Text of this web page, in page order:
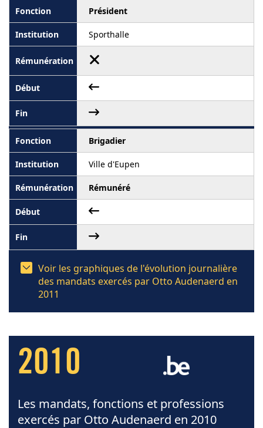
Président
Sporthalle
Brigadier
Ville d'Eupen
Rémunéré
Voir les graphiques de l'évolution journalière
des mandats exercés par Otto Audenaerd en
2011
2010
Les mandats, fonctions et professions
exercés par Otto Audenaerd en 2010